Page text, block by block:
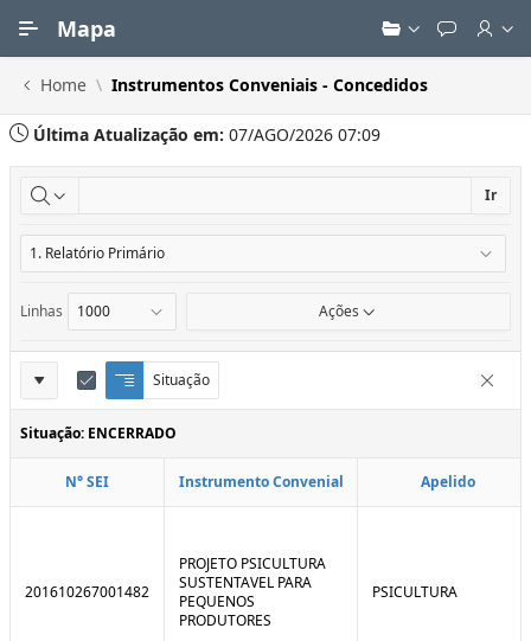
Mapa
Home Instrumentos Conveniais - Concedidos
Última Atualização em: 07/AGO/2026 07:09
Ir
Linhas Ações
Definições
do
Relatório
Situação
Q
u
e
b
E
d
i
t
Situação: ENCERRADO
N° SEI Instrumento Convenial Apelido
201610267001482
PROJETO PSICULTURA
SUSTENTAVEL PARA
PEQUENOS
PRODUTORES
PSICULTURA